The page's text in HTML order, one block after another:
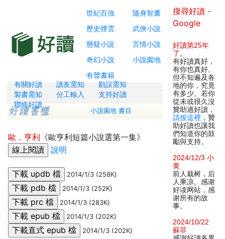
世紀百強
隨身智囊
歷史煙雲
武俠小說
懸疑小說
言情小說
奇幻小說
小說園地
有聲書籍
有關好讀 讀友需知
勘誤需知
製書需知
分工輸入
支持好讀
聯絡好讀
小說園地 書目
歐．亨利 《歐亨利短篇小說選第一集》
說明
2014/1/3 (258K)
2014/1/3 (252K)
2014/1/3 (283K)
2014/1/3 (202K)
2014/1/3 (202K)
搜尋好讀 -
Google
好讀第25年
了 。
有好讀真好，
有你也真好。
但不知遍及各
地的你，究竟
有多少。若你
從未或很久沒
贊助過好讀，
請按這裡 ，贊
助好讀也讓我
們知道你的鼓
勵與支持。
2024/12/3 小
黄
前人栽树，后
人乘凉。感谢
好读网站，感
谢所有的故
事。
2024/10/22
蘇菲